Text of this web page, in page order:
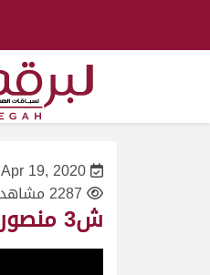
Apr 19, 2020
2287 مشاهدة
ش3 منصورة لـ عبدالله سعيد مصلح الاحبابي (مهرجان سمو الأمير المفدى 21/4/2009) لقايا بكار عام 7:45:2